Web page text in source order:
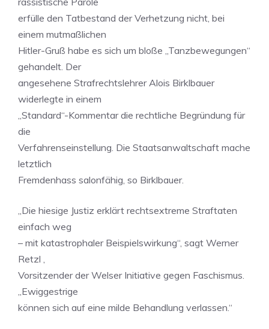
erfülle den Tatbestand der Verhetzung nicht, bei
einem mutmaßlichen
Hitler-Gruß habe es sich um bloße „Tanzbewegungen“
gehandelt. Der
angesehene Strafrechtslehrer Alois Birklbauer
widerlegte in einem
„Standard“-Kommentar die rechtliche Begründung für
die
Verfahrenseinstellung. Die Staatsanwaltschaft mache
letztlich
Fremdenhass salonfähig, so Birklbauer.
„Die hiesige Justiz erklärt rechtsextreme Straftaten
einfach weg
– mit katastrophaler Beispielswirkung“, sagt Werner
Retzl ,
Vorsitzender der Welser Initiative gegen Faschismus.
„Ewiggestrige
können sich auf eine milde Behandlung verlassen.“